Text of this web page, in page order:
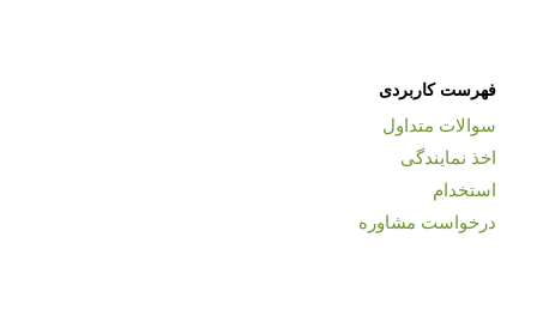
فهرست کاربردی
سوالات متداول
اخذ نمایندگی
استخدام
درخواست مشاوره